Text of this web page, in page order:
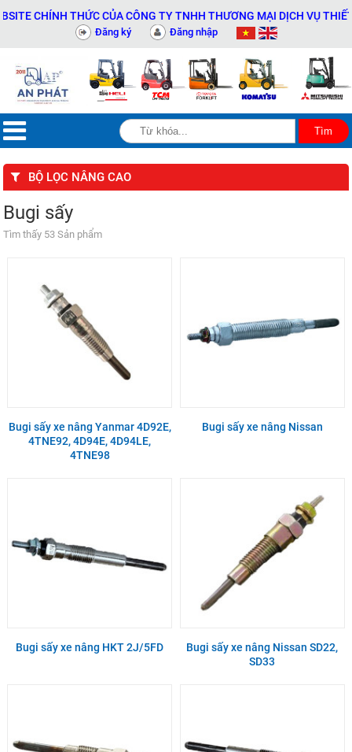
CHÍNH THỨC CỦA CÔNG TY TNHH THƯƠNG MẠI DỊCH VỤ THIẾT
Đăng ký Đăng nhập
BỘ LỌC NÂNG CAO
Bugi sấy
Tìm thấy 53 Sản phẩm
Bugi sấy xe nâng Yanmar 4D92E,
4TNE92, 4D94E, 4D94LE,
4TNE98
Bugi sấy xe nâng Nissan
Bugi sấy xe nâng HKT 2J/5FD
Bugi sấy xe nâng Nissan SD22,
SD33